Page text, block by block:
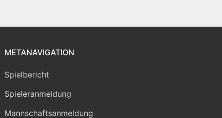
METANAVIGATION
Spielbericht
Spieleranmeldung
Mannschaftsanmeldung